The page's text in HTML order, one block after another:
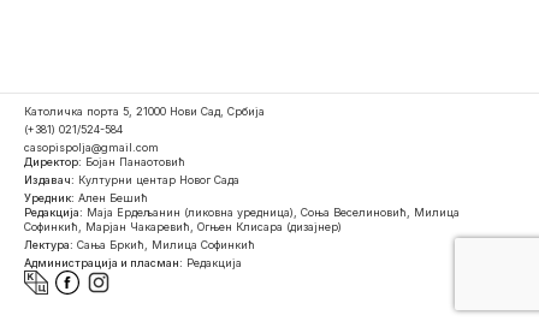
Католичка порта 5, 21000 Нови Сад, Србија
(+381) 021/524-584
casopispolja@gmail.com
Директор: Бојан Панаотовић
Издавач: Културни центар Новог Сада
Уредник: Ален Бешић
Редакција: Маја Ердељанин (ликовна уредница), Соња Веселиновић, Милица
Софинкић, Марјан Чакаревић, Огњен Клисара (дизајнер)
Лектура: Сања Бркић, Милица Софинкић
Администрација и пласман: Редакција